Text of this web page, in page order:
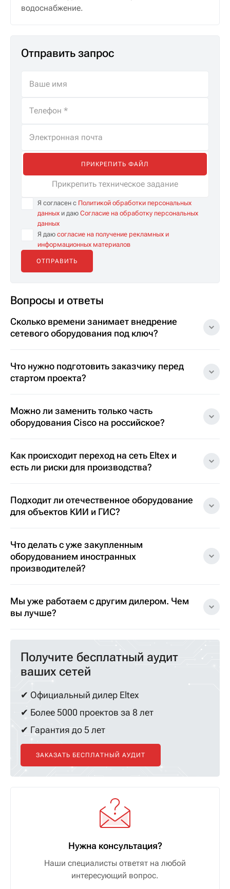
водоснабжение.
Отправить запрос
ПРИКРЕПИТЬ ФАЙЛ
Прикрепить техническое задание
Я согласен с Политикой обработки персональных
данных и даю Согласие на обработку персональных
данных
Я даю согласие на получение рекламных и
информационных материалов
Вопросы и ответы
Сколько времени занимает внедрение
сетевого оборудования под ключ?
Что нужно подготовить заказчику перед
стартом проекта?
Можно ли заменить только часть
оборудования Cisco на российское?
Как происходит переход на сеть Eltex и
есть ли риски для производства?
Подходит ли отечественное оборудование
для объектов КИИ и ГИС?
Что делать с уже закупленным
оборудованием иностранных
производителей?
Мы уже работаем с другим дилером. Чем
вы лучше?
Получите бесплатный аудит
ваших сетей
✔ Официальный дилер Eltex
✔ Более 5000 проектов за 8 лет
✔ Гарантия до 5 лет
ЗАКАЗАТЬ БЕСПЛАТНЫЙ АУДИТ
Нужна консультация?
Наши специалисты ответят на любой
интересующий вопрос.